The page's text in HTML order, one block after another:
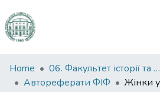
Communities
&
Home
06. Факультет історії та філософії
Автореферати ФІФ